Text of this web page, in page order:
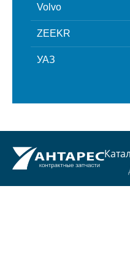
Volvo
ZEEKR
УАЗ